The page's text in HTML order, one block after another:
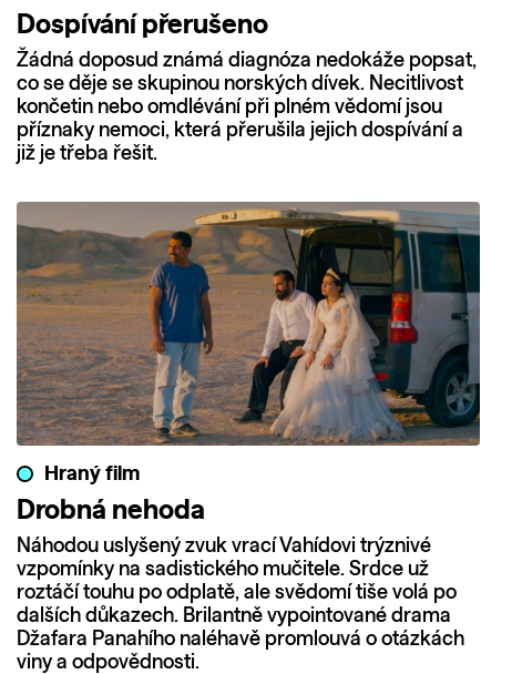
Dospívání přerušeno
Žádná doposud známá diagnóza nedokáže popsat,
co se děje se skupinou norských dívek. Necitlivost
končetin nebo omdlévání při plném vědomí jsou
příznaky nemoci, která přerušila jejich dospívání a
již je třeba řešit.
Hraný film
Drobná nehoda
Náhodou uslyšený zvuk vrací Vahídovi trýznivé
vzpomínky na sadistického mučitele. Srdce už
roztáčí touhu po odplatě, ale svědomí tiše volá po
dalších důkazech. Brilantně vypointované drama
Džafara Panahího naléhavě promlouvá o otázkách
viny a odpovědnosti.